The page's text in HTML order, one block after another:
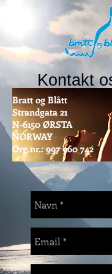
Kontakt
Bratt og Blått
Strandgata 21
N-6150 ØRSTA
NORWAY
Org.nr.:997 960 742